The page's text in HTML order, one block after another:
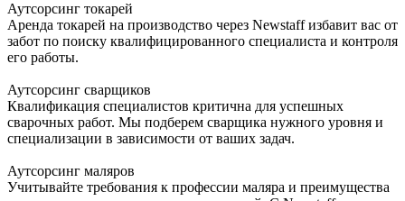
Аутсорсинг токарей
Аренда токарей на производство через Newstaff избавит вас от
забот по поиску квалифицированного специалиста и контроля
его работы.
Аутсорсинг сварщиков
Квалификация специалистов критична для успешных
сварочных работ. Мы подберем сварщика нужного уровня и
специализации в зависимости от ваших задач.
Аутсорсинг маляров
Учитывайте требования к профессии маляра и преимущества